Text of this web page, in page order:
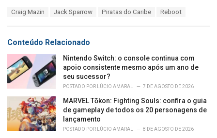
o
r
i
e
s
:
:
Craig Mazin Jack Sparrow Piratas do Caribe Reboot
Conteúdo Relacionado
Nintendo Switch: o console continua com
apoio consistente mesmo após um ano de
seu sucessor?
POSTADO POR LÚCIO AMARAL 7 DE AGOSTO DE 2026
MARVEL Tōkon: Fighting Souls: confira o guia
de gameplay de todos os 20 personagens de
lançamento
POSTADO POR LÚCIO AMARAL 8 DE AGOSTO DE 2026